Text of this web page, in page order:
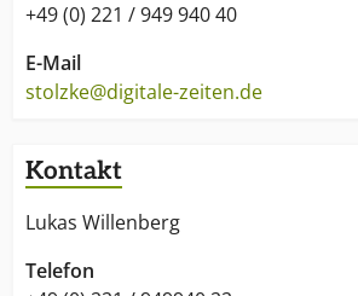
+49 (0) 221 / 949 940 40
E-Mail
stolzke@digitale-zeiten.de
Kontakt
Lukas Willenberg
Telefon